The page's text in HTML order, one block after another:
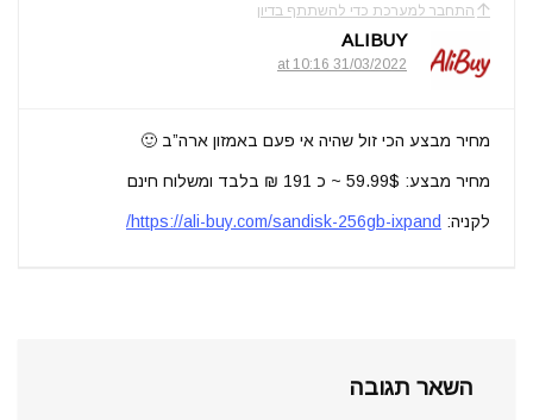
התחבר למערכת כדי להשתתף בדיון
ALIBUY
31/03/2022 at 10:16
מחיר מבצע הכי זול שהיה אי פעם באמזון ארה”ב 🙂
מחיר מבצע: 59.99$ ~ כ 191 ₪ בלבד ומשלוח חינם
לקניה: https://ali-buy.com/sandisk-256gb-ixpand/
השאר תגובה